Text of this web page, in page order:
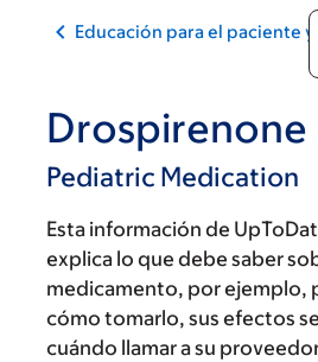
Educación para el paciente
Drospirenone
Pediatric Medication
Esta información de
explica lo que debe saber
medicamento, por ejemplo,
cómo tomarlo, sus efectos
cuándo llamar a su